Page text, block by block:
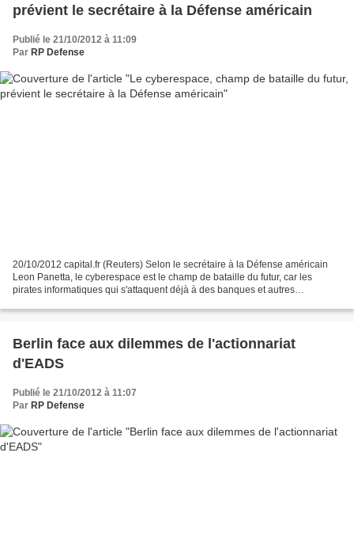
prévient le secrétaire à la Défense américain
Publié le 21/10/2012 à 11:09
Par RP Defense
20/10/2012 capital.fr (Reuters) Selon le secrétaire à la Défense américain
Leon Panetta, le cyberespace est le champ de bataille du futur, car les
pirates informatiques qui s'attaquent déjà à des banques et autres
Berlin face aux dilemmes de l'actionnariat
d'EADS
Publié le 21/10/2012 à 11:07
Par RP Defense